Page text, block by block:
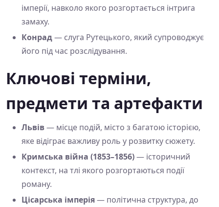
імперії, навколо якого розгортається інтрига
замаху.
Конрад— слуга Рутецького, який супроводжує
його під час розслідування.
Ключові терміни,
предмети та артефакти
Львів— місце подій, місто з багатою історією,
яке відіграє важливу роль у розвитку сюжету.
Кримська війна (1853–1856)— історичний
контекст, на тлі якого розгортаються події
роману.
Цісарська імперія— політична структура, до